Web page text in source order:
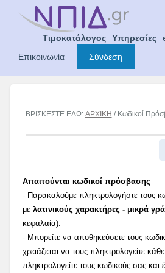
Τιμοκατάλογος Υπηρεσίες
Επικοινωνία
Σύνδεση
ΒΡΙΣΚΕΣΤΕ ΕΔΩ: ΑΡΧΙΚΗ / Κωδικοί
Απαιτούνται κωδικοί πρόσβασης
- Παρακαλούμε πληκτρολογήστε τους
με λατινικούς χαρακτήρες - μικρά
κεφαλαία).
- Μπορείτε να αποθηκεύσετε τους
χρειάζεται να τους πληκτρολογείτε
πληκτρολογείτε τους κωδικούς σας και